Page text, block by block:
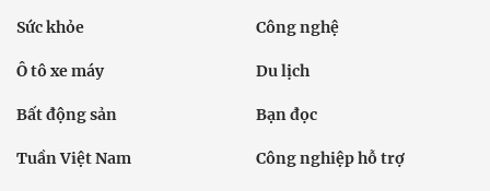
Sức khỏe Công nghệ
Ô tô xe máy Du lịch
Bất động sản Bạn đọc
Tuần Việt Nam Công nghiệp hỗ trợ